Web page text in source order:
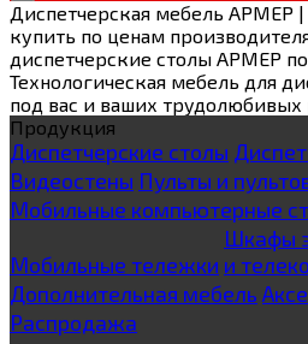
Диспетчерская мебель АРМЕР
купить по ценам
диспетчерские столы АРМЕР
Технологическая мебель для
под вас и ваших трудолюбивых
Продукция
Диспетчерские столы
Видеостены Пульты и
Мобильные компьютерные
Мобильные тележки
Шкафы
и
Дополнительная мебель
Распродажа